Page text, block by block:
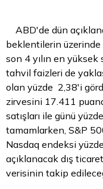
ABD'de dün
beklentilerin
son 4 yılın en
tahvil faizleri de
olan yüzde 2,38'i
zirvesini 17.411
satışları ile günü
tamamlarken, S&P
Nasdaq endeksi
açıklanacak dış
verisinin takip